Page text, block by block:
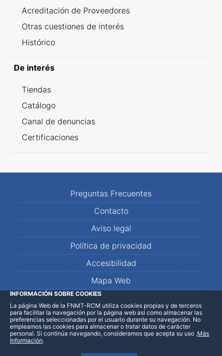
Acreditación de Proveedores
Otras cuestiones de interés
Histórico
De interés
Tiendas
Catálogo
Canal de denuncias
Certificaciones
Preguntas Frecuentes
Contacto
Aviso legal
Política de privacidad
Accesibilidad
Mapa Web
LinkedInFacebookWhatsApp
INFORMACIÓN SOBRE COOKIES
La página Web de la FNMT-RCM utiliza cookies propias y de terceros
para facilitar la navegación por la página web así como almacenar las
preferencias seleccionadas por el usuario durante su navegación. No
empleamos las cookies para almacenar o tratar datos de carácter
personal. Si continúa navegando, consideramos que acepta su uso .Más
Información.